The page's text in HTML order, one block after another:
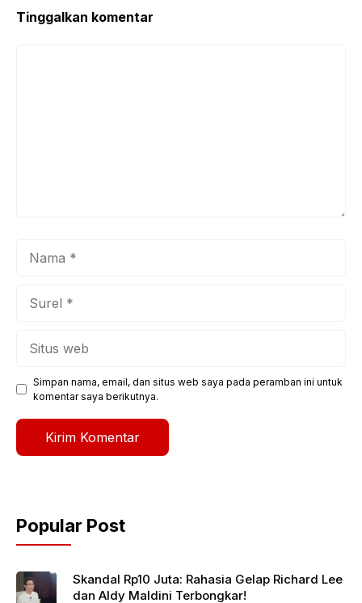
k
Tinggalkan komentar
Simpan nama, email, dan situs web saya pada peramban ini untuk
komentar saya berikutnya.
Popular Post
Skandal Rp10 Juta: Rahasia Gelap Richard Lee
dan Aldy Maldini Terbongkar!